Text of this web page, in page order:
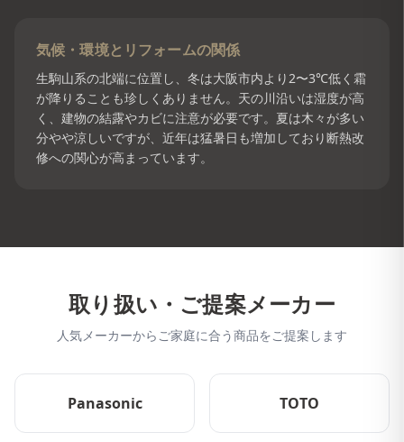
気候・環境とリフォームの関係
生駒山系の北端に位置し、冬は大阪市内より2〜3℃低く霜
が降りることも珍しくありません。天の川沿いは湿度が高
く、建物の結露やカビに注意が必要です。夏は木々が多い
分やや涼しいですが、近年は猛暑日も増加しており断熱改
修への関心が高まっています。
取り扱い・ご提案メーカー
人気メーカーからご家庭に合う商品をご提案します
Panasonic TOTO